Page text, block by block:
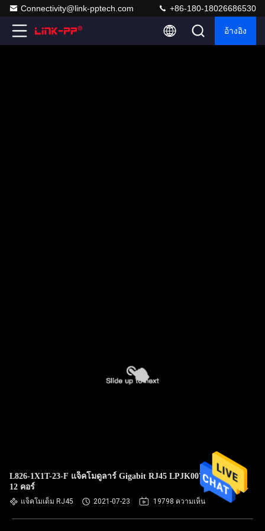
Connectivity@link-pptech.com +86-180-18026686530
อ้างอิง
L826-1X1T-23-F แจ็คโมดูลาร์ Gigabit RJ45 LPJK0071AONL
12 คอร์
แจ็คโมเด็ม RJ45 2021-07-23 19798 ความเห็น